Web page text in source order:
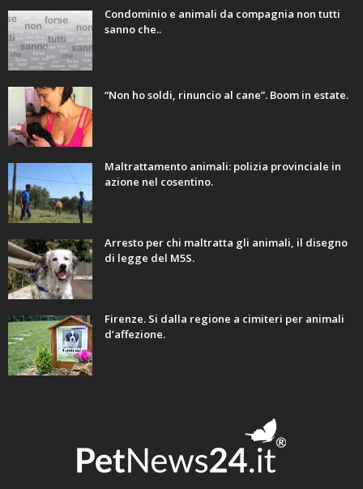
Condominio e animali da compagnia non tutti
sanno che..
“Non ho soldi, rinuncio al cane”. Boom in estate.
Maltrattamento animali: polizia provinciale in
azione nel cosentino.
Arresto per chi maltratta gli animali, il disegno
di legge del M5S.
Firenze. Si dalla regione a cimiteri per animali
d’affezione.